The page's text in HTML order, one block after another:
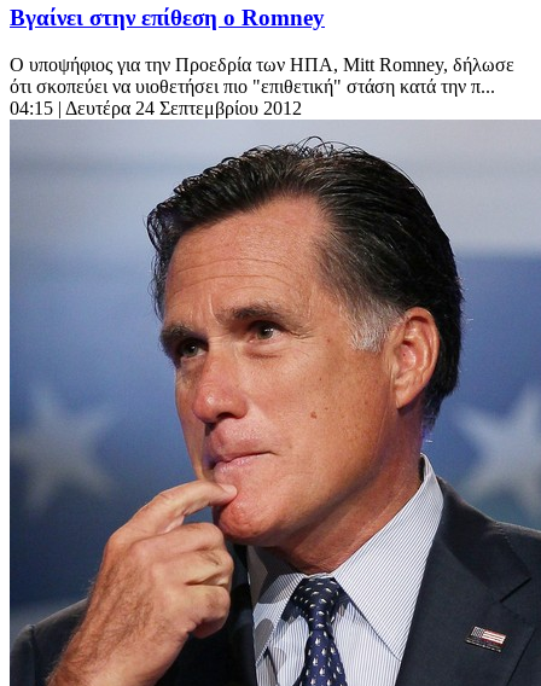
Βγαίνει στην επίθεση ο Romney
Ο υποψήφιος για την Προεδρία των ΗΠΑ, Mitt Romney, δήλωσε
ότι σκοπεύει να υιοθετήσει πιο "επιθετική" στάση κατά την π...
04:15 | Δευτέρα 24 Σεπτεμβρίου 2012